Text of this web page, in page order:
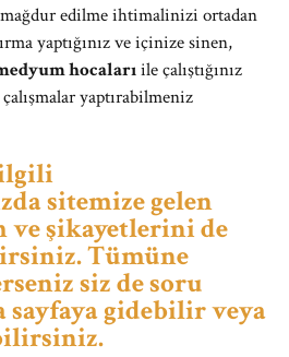
mağdur edilme ihtimalinizi ortadan
yaptığınız ve içinize sinen,
hocalarıile çalıştığınız
yaptırabilmeniz
sitemize gelen
ve şikayetlerini de
Tümüne
siz de soru
sayfaya gidebilir veya